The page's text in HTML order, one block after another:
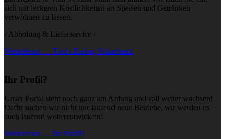
sich mit leckeren Köstlichkeiten an Speisen und Getränken
verwöhnen zu lassen.
- Abholung & Lieferservice -
Weiterlesen … Toni's Essbar, Scharbeutz
Ihr Profil?
Unser Portal steht noch ganz am Anfang und soll weiter wachsen!
Dafür suchen wir nicht nur laufend neue Betriebe, wir werden es
auch laufend weiterentwickeln!
Weiterlesen … Ihr Profil?